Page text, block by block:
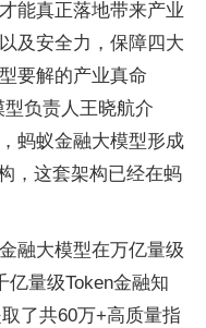
能真正落地带来产业
及安全力，保障四大
要解的产业真命
负责人王晓航介
蚂蚁金融大模型形成
，这套架构已经在蚂
融大模型在万亿量级
亿量级Token金融知
了共60万+高质量指